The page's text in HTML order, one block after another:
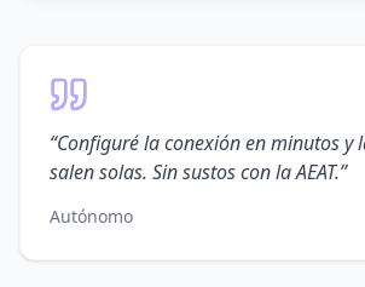
“Configuré la conexión en minutos y
salen solas. Sin sustos con la AEAT.”
Autónomo